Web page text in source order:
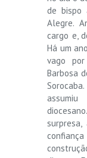
de bispo
Alegre.
cargo e,
Há um
vago
Barbosa